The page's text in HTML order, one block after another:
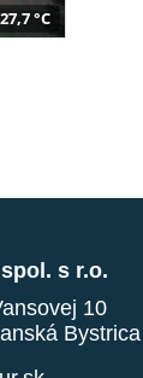
27,7 °C
s r.o.
10
Bystrica